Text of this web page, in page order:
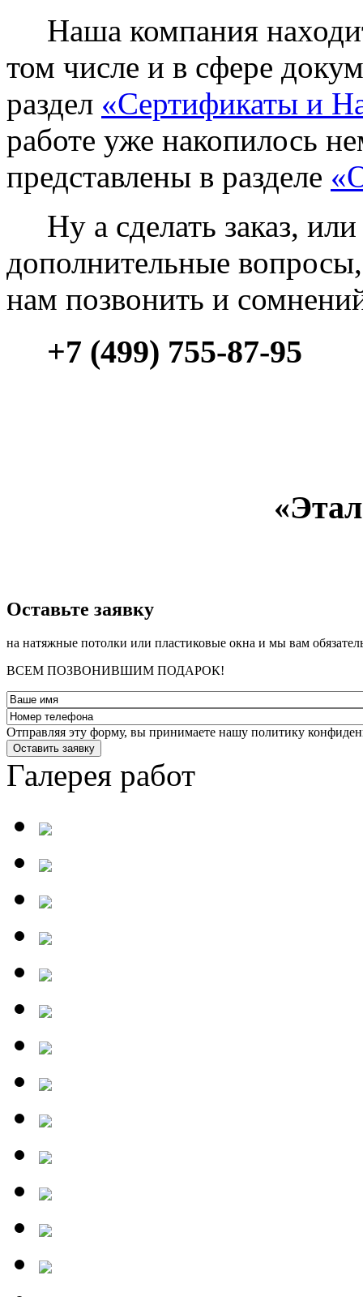
Наша компания
том числе и в сфере
раздел «Сертификаты и
работе уже накопилось
представлены в разделе
Ну а сделать заказ, или
дополнительные вопросы,
нам позвонить и
+7 (499) 755-87-95
­Оставьте заявку
на натяжные потолки или пластиковые окна и мы вам
ВСЕМ ПОЗВОНИВШИМ ПОДАРОК!
Отправляя эту форму, вы принимаете нашу политику
Оставить заявку
Галерея работ